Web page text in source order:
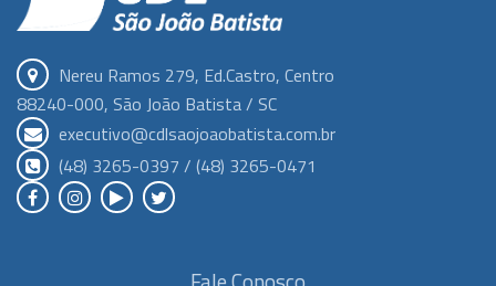
Nereu Ramos 279, Ed.Castro, Centro
88240-000, São João Batista / SC
executivo@cdlsaojoaobatista.com.br
(48) 3265-0397 / (48) 3265-0471